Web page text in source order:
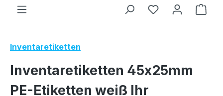
Inventaretiketten
Inventaretiketten 45x25mm
PE-Etiketten weiß Ihr